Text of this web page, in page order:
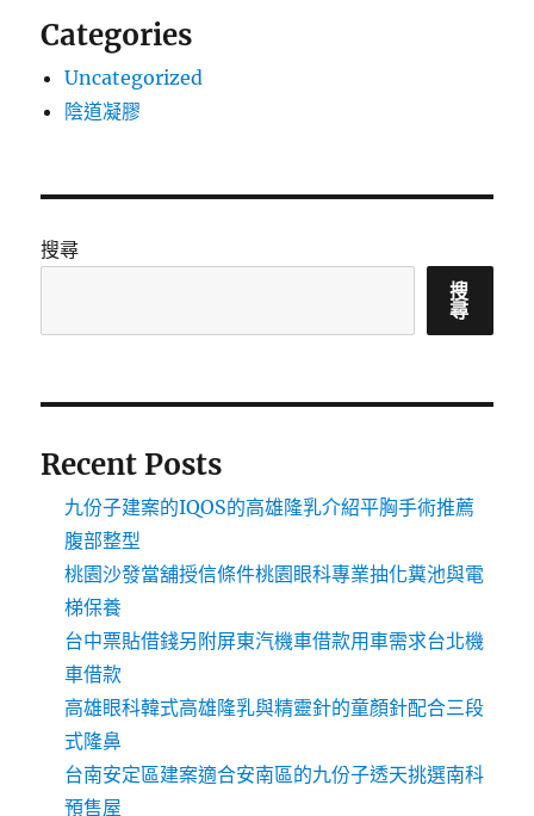
Categories
Uncategorized
陰道凝膠
搜尋
搜
尋
Recent Posts
九份子建案的IQOS的高雄隆乳介紹平胸手術推薦
腹部整型
桃園沙發當舖授信條件桃園眼科專業抽化糞池與電
梯保養
台中票貼借錢另附屏東汽機車借款用車需求台北機
車借款
高雄眼科韓式高雄隆乳與精靈針的童顏針配合三段
式隆鼻
台南安定區建案適合安南區的九份子透天挑選南科
預售屋